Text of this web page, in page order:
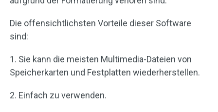
Die offensichtlichsten Vorteile dieser Software
sind:
1. Sie kann die meisten Multimedia-Dateien von
Speicherkarten und Festplatten wiederherstellen.
2. Einfach zu verwenden.